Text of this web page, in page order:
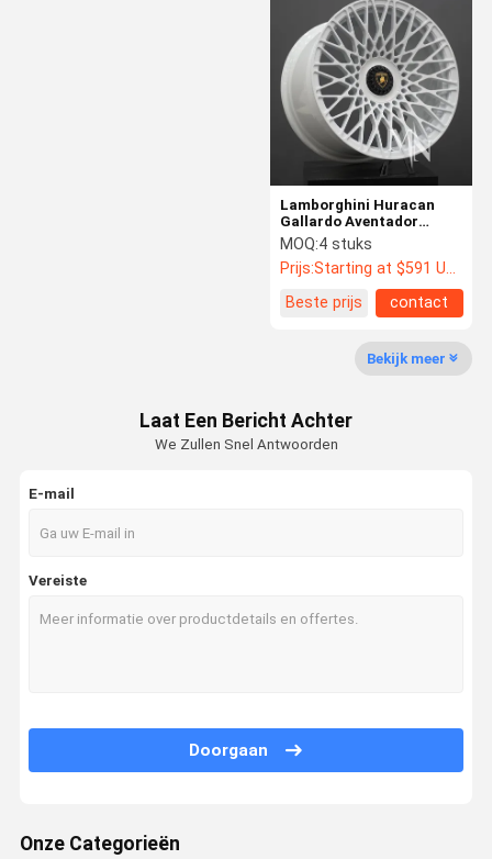
Audi Forged Wheels
Lexani Gesmede Wielen
Rotiform Gesmede Wielen
Ferrari Gesmede Wielen
monoblock gesmede wielen
3 stuk Gesmede Wielen
Lamborghini Huracan
Gallardo Aventador
Murcielago Forge Auto
Wielen
MOQ:4 stuks
Prijs:Starting at $591 US Dollars ea
Beste prijs
contact
Bekijk meer
Laat Een Bericht Achter
We Zullen Snel Antwoorden
E-mail
Vereiste
Doorgaan
Onze Categorieën